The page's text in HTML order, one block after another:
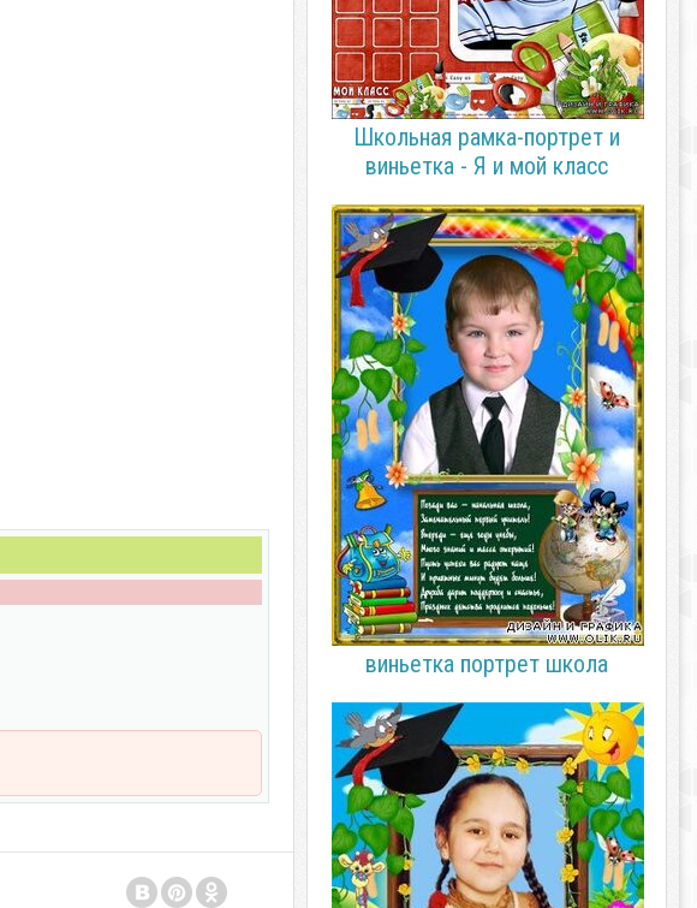
Школьная рамка-портрет и
виньетка - Я и мой класс
виньетка портрет школа